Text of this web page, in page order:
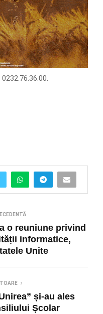
o reuniune privind
informatice,
Unite
și-au ales
Școlar